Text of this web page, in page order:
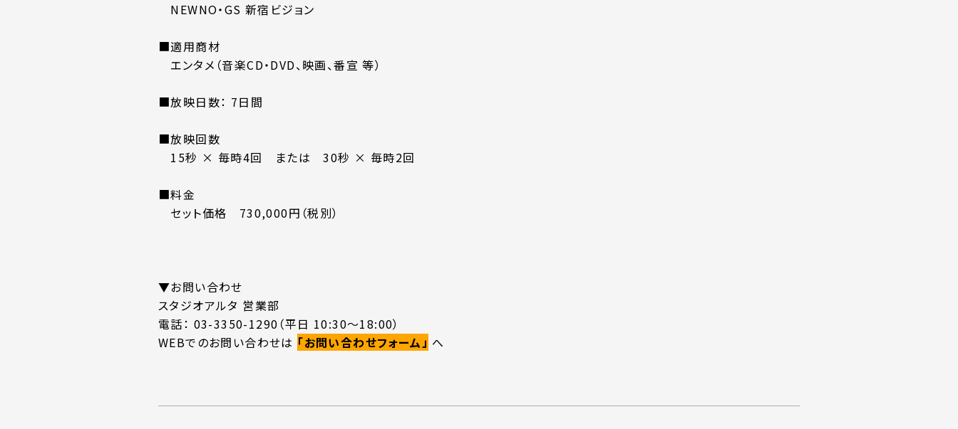
NEWNO・GS 新宿ビジョン
■適用商材
エンタメ（音楽CD・DVD、映画、番宣 等）
■放映日数： 7日間
■放映回数
15秒 × 毎時4回 または 30秒 × 毎時2回
■料金
セット価格 730,000円（税別）
▼お問い合わせ
スタジオアルタ 営業部
電話： 03-3350-1290（平日 10:30～18:00）
WEBでのお問い合わせは 「お問い合わせフォーム」 へ